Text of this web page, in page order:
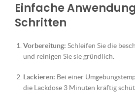
Einfache
Schritten
Vorbereitung: Schleifen Sie die
und reinigen Sie sie gründlich.
Lackieren: Bei einer
die Lackdose 3 Minuten kräftig